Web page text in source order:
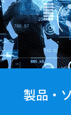
「通信ネッ
質の高い最
製品・